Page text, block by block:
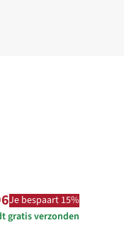
Je bespaart 15%
gratis verzonden